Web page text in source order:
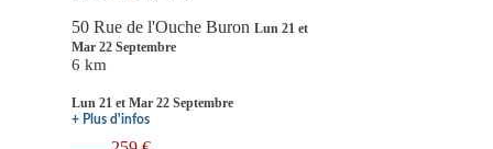
50 Rue de l'Ouche Buron Lun 21 et
Mar 22 Septembre
6 km
Lun 21 et Mar 22 Septembre
+ Plus d'infos